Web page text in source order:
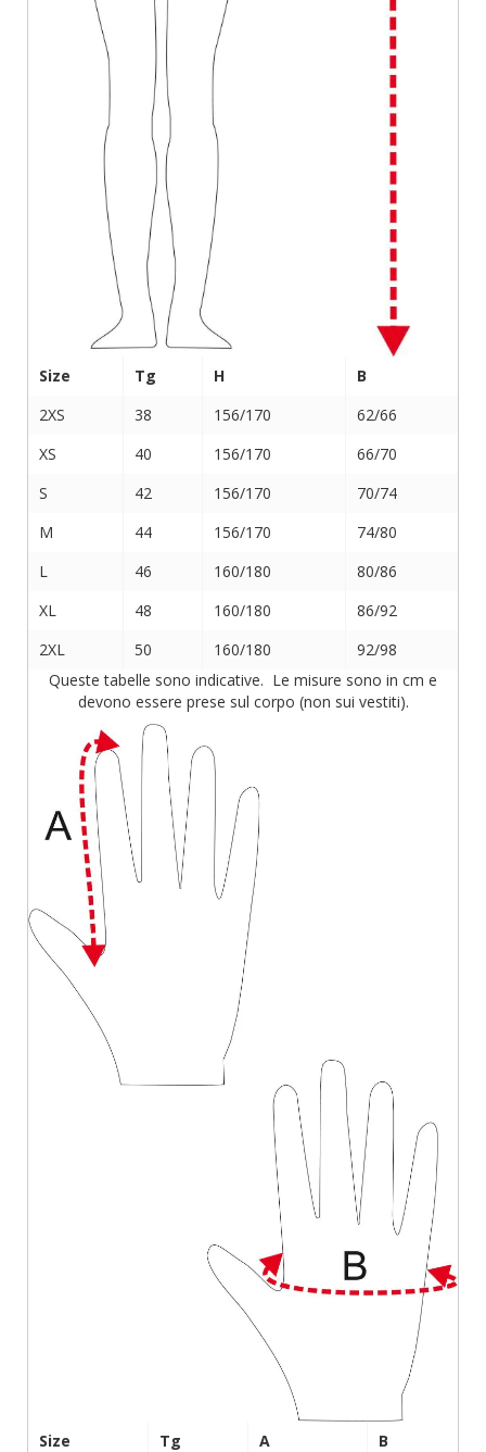
Size Tg H
B
2XS
38 156/170
62/66
XS
40 156/170
66/70
S
42 156/170
70/74
M
44 156/170
74/80
L
46 160/180
80/86
XL
48 160/180
86/92
2XL
50 160/180
92/98
Queste tabelle sono indicative. Le misure sono in cm e
devono essere prese sul corpo (non sui vestiti).
Size Tg A
B